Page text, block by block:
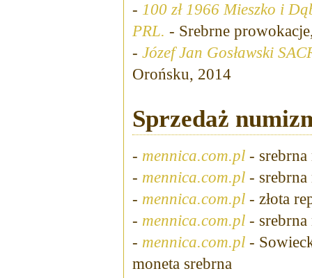
- 100 zł 1966 Mieszko i
PRL. - Srebrne
- Józef Jan Gosławski
Orońsku, 2014
Sprzedaż
- mennica.com.pl -
- mennica.com.pl -
- mennica.com.pl - złota
- mennica.com.pl -
- mennica.com.pl -
moneta srebrna